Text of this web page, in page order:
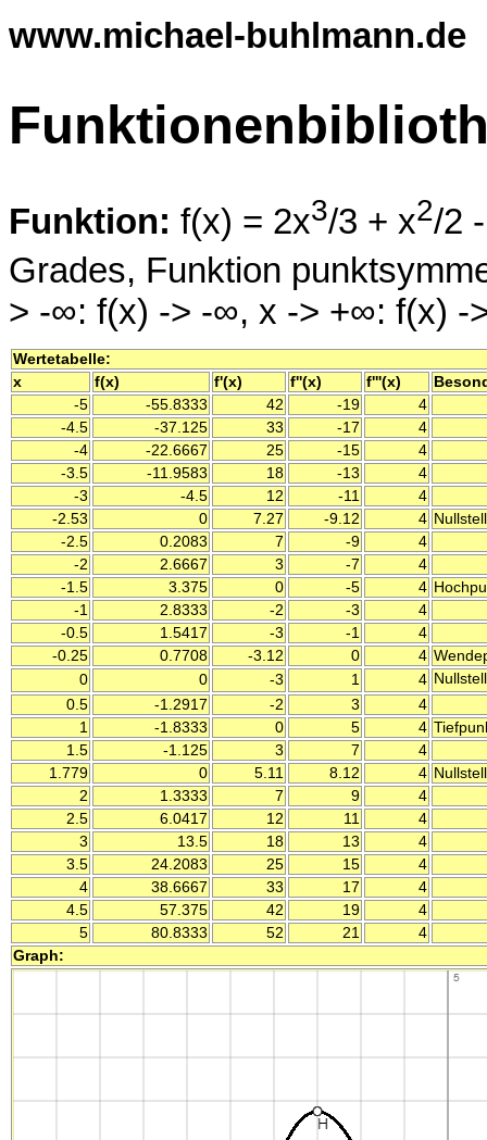
www.michael-buhlmann.de
Funktion: f(x) = 2x3/3 + x2/2
Grades, Funktion
> -∞: f(x) -> -∞, x -> +∞: f(x) -
Wertetabelle:
x
f(x) f'(x) f''(x) f'''(x)
-5
-55.8333 42 -19
4
-4.5
-37.125 33 -17
4
-4
-22.6667 25 -15
4
-3.5
-11.9583 18 -13
4
-3
-4.5 12 -11
4
-2.53
0 7.27 -9.12 4
-2.5
0.2083 7 -9
4
-2
2.6667 3 -7
4
-1.5
3.375 0 -5 4
-1
2.8333 -2 -3
4
-0.5
1.5417 -3 -1
4
-0.25
0.7708 -3.12 0 4
0
0 -3 1 4
0.5
-1.2917 -2 3
4
1
-1.8333 0 5 4
1.5
-1.125 3 7
4
1.779
0 5.11 8.12 4
2
1.3333 7 9
4
2.5
6.0417 12 11
4
3
13.5 18 13
4
3.5
24.2083 25 15
4
4
38.6667 33 17
4
4.5
57.375 42 19
4
5
80.8333 52 21
4
Graph: